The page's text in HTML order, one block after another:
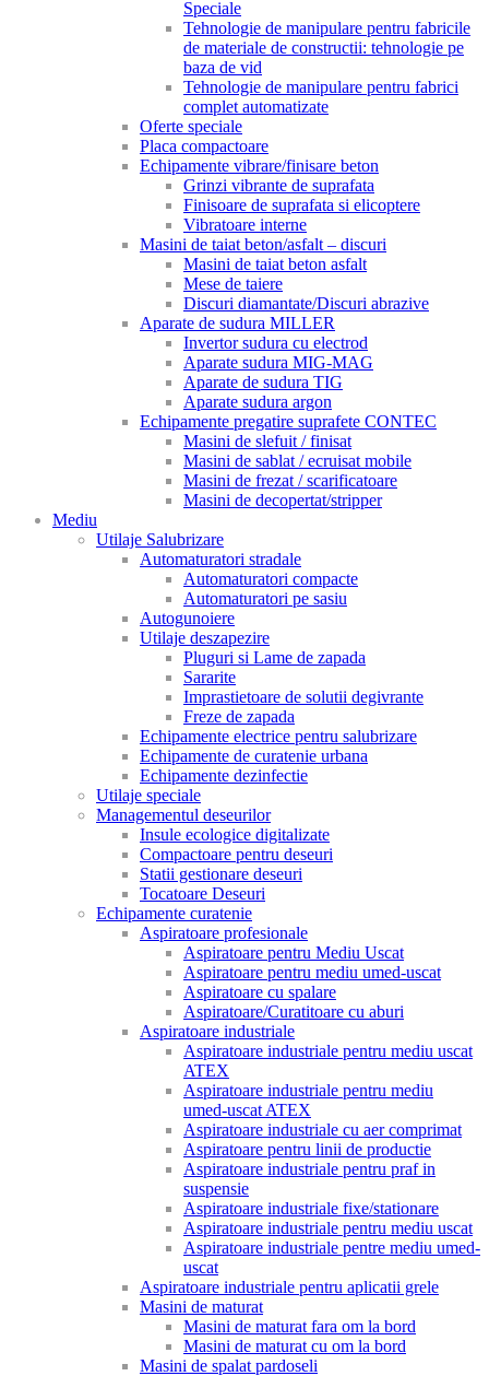
Speciale
Tehnologie de manipulare pentru fabricile
de materiale de constructii: tehnologie pe
baza de vid
Tehnologie de manipulare pentru fabrici
complet automatizate
Oferte speciale
Placa compactoare
Echipamente vibrare/finisare beton
Grinzi vibrante de suprafata
Finisoare de suprafata si elicoptere
Vibratoare interne
Masini de taiat beton/asfalt – discuri
Masini de taiat beton asfalt
Mese de taiere
Discuri diamantate/Discuri abrazive
Aparate de sudura MILLER
Invertor sudura cu electrod
Aparate sudura MIG-MAG
Aparate de sudura TIG
Aparate sudura argon
Echipamente pregatire suprafete CONTEC
Masini de slefuit / finisat
Masini de sablat / ecruisat mobile
Masini de frezat / scarificatoare
Masini de decopertat/stripper
Mediu
Utilaje Salubrizare
Automaturatori stradale
Automaturatori compacte
Automaturatori pe sasiu
Autogunoiere
Utilaje deszapezire
Pluguri si Lame de zapada
Sararite
Imprastietoare de solutii degivrante
Freze de zapada
Echipamente electrice pentru salubrizare
Echipamente de curatenie urbana
Echipamente dezinfectie
Utilaje speciale
Managementul deseurilor
Insule ecologice digitalizate
Compactoare pentru deseuri
Statii gestionare deseuri
Tocatoare Deseuri
Echipamente curatenie
Aspiratoare profesionale
Aspiratoare pentru Mediu Uscat
Aspiratoare pentru mediu umed-uscat
Aspiratoare cu spalare
Aspiratoare/Curatitoare cu aburi
Aspiratoare industriale
Aspiratoare industriale pentru mediu uscat
ATEX
Aspiratoare industriale pentru mediu
umed-uscat ATEX
Aspiratoare industriale cu aer comprimat
Aspiratoare pentru linii de productie
Aspiratoare industriale pentru praf in
suspensie
Aspiratoare industriale fixe/stationare
Aspiratoare industriale pentru mediu uscat
Aspiratoare industriale pentre mediu umed-
uscat
Aspiratoare industriale pentru aplicatii grele
Masini de maturat
Masini de maturat fara om la bord
Masini de maturat cu om la bord
Masini de spalat pardoseli